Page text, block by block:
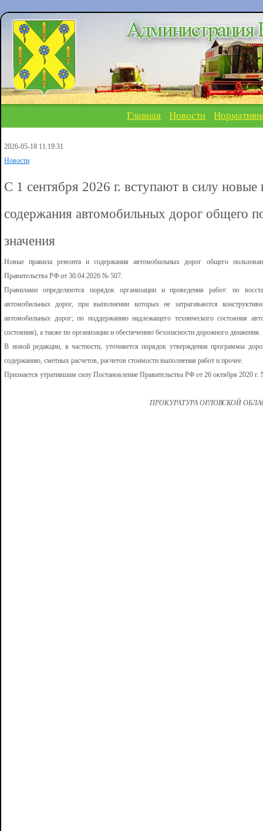
Главная Новости
2026-05-18 11:19:31
Новости
С 1 сентября 2026 г. вступают в силу новые
содержания автомобильных дорог общего
значения
Новые правила ремонта и содержания автомобильных дорог общего
Правительства РФ от 30.04.2026 № 507.
Правилами определяются порядок организации и проведения работ: по
автомобильных дорог, при выполнении которых не затрагиваются
автомобильных дорог; по поддержанию надлежащего технического состояния
состояния), а также по организации и обеспечению безопасности дорожного движения.
В новой редакции, в частности, уточняется порядок утверждения программы
содержанию, сметных расчетов, расчетов стоимости выполнения работ и прочее.
Признается утратившим силу Постановление Правительства РФ от 26 октября 2020
ПРОКУРАТУРА ОРЛОВСКОЙ